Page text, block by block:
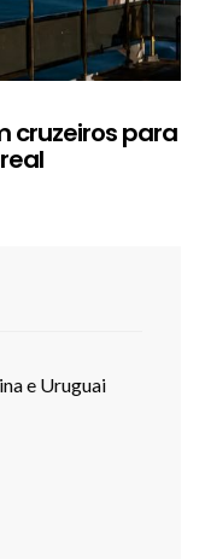
cruzeiros para
e Uruguai